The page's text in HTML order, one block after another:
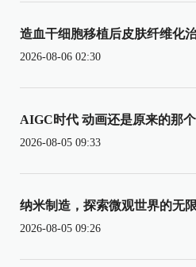
造血干细胞移植后皮肤纤维化
2026-08-06 02:30
AIGC时代 动画还是原来的那
2026-08-05 09:33
纳米制造，探索微观世界的无
2026-08-05 09:26